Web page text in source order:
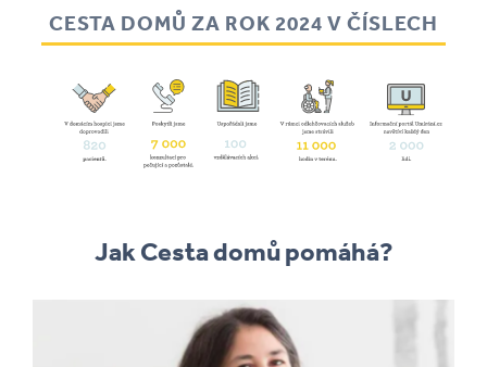
CESTA DOMŮ ZA ROK 2024 V ČÍSLECH
Jak Cesta domů pomáhá?